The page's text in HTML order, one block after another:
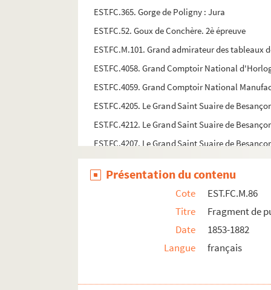
EST.FC.365. Gorge de Poligny : Jura
EST.FC.52. Goux de Conchère. 2è épreuve
EST.FC.M.101. Grand admirateur des tableaux
EST.FC.4058. Grand Comptoir National
EST.FC.4059. Grand Comptoir National
EST.FC.4205. Le Grand Saint Suaire de
EST.FC.4212. Le Grand Saint Suaire de
EST.FC.4207. Le Grand Saint Suaire de
EST.FC.249. Gray : plan échelle de 150 thoises
EST.FC.248. Gray : plan
EST.FC.252. Gray : plan
EST.FC.279. Gray en 1850
EST.FC.261. Gray sous Louis XIV d'après
Présentation du contenu
Cote
EST.FC.M.86
Titre
Fragment de
Date
1853-1882
Langue
français